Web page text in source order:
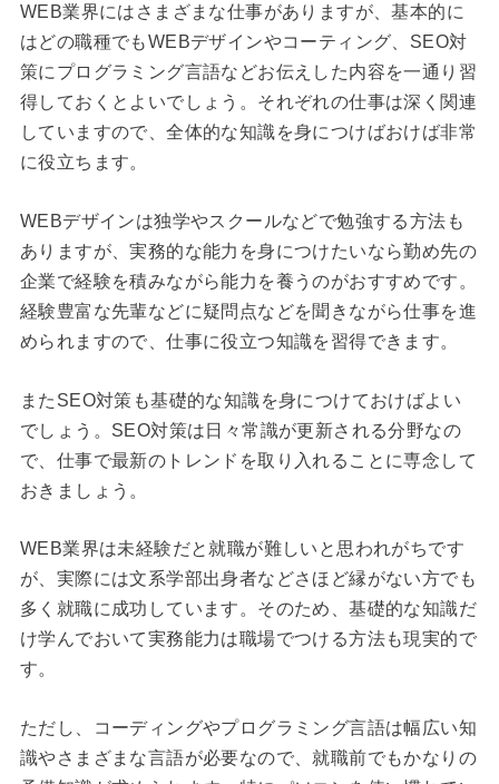
WEB業界にはさまざまな仕事がありますが、基本的に
はどの職種でもWEBデザインやコーティング、SEO対
策にプログラミング言語などお伝えした内容を一通り習
得しておくとよいでしょう。それぞれの仕事は深く関連
していますので、全体的な知識を身につけばおけば非常
に役立ちます。
WEBデザインは独学やスクールなどで勉強する方法も
ありますが、実務的な能力を身につけたいなら勤め先の
企業で経験を積みながら能力を養うのがおすすめです。
経験豊富な先輩などに疑問点などを聞きながら仕事を進
められますので、仕事に役立つ知識を習得できます。
またSEO対策も基礎的な知識を身につけておけばよい
でしょう。SEO対策は日々常識が更新される分野なの
で、仕事で最新のトレンドを取り入れることに専念して
おきましょう。
WEB業界は未経験だと就職が難しいと思われがちです
が、実際には文系学部出身者などさほど縁がない方でも
多く就職に成功しています。そのため、基礎的な知識だ
け学んでおいて実務能力は職場でつける方法も現実的で
す。
ただし、コーディングやプログラミング言語は幅広い知
識やさまざまな言語が必要なので、就職前でもかなりの